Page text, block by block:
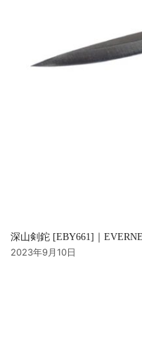
深山剣鉈 [EBY661]｜
2023年9月10日